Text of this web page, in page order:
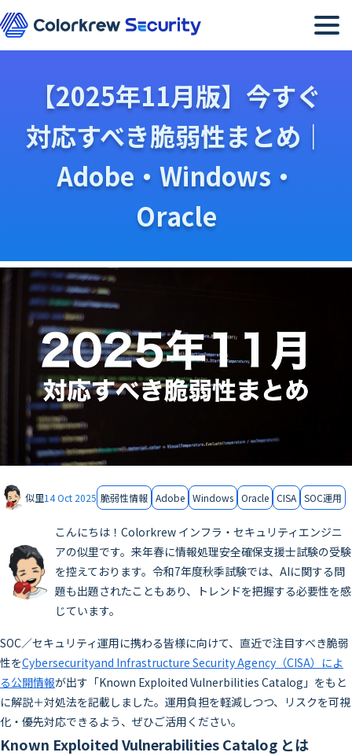
【2025年11月版】今すぐ
対応すべき脆弱性まとめ｜
Adobe・Windows・
Oracle
似里14 Oct 2025 脆弱性情報 Adobe Windows Oracle CISA SOC運用
こんにちは！Colorkrew インフラ・セキュリティエンジニ
アの似里です。来年春に情報処理安全確保支援士試験の受験
を控えております。令和7年度秋季試験では、AIに関する問
題も出題されたこともあり、トレンドを把握する必要性を感
じています。
SOC／セキュリティ運用に携わる皆様に向けて、直近で注目すべき脆弱
性をCybersecurityand Infrastructure Security Agency（CISA）によ
る公開情報が出す「Known Exploited Vulnerbilities Catalog」をもと
に解説＋対処法を記載しました。運用負担を軽減しつつ、リスクを可視
化・優先対応できるよう、ぜひご活用ください。
Known Exploited Vulnerabilities Catalog とは